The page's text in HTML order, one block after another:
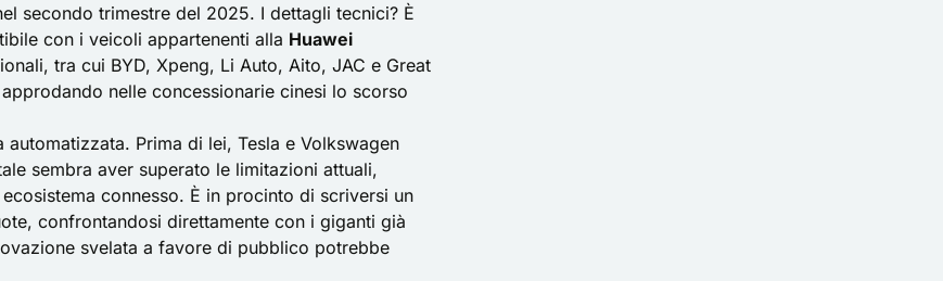
secondo trimestre del 2025. I dettagli tecnici? È
con i veicoli appartenenti alla Huawei
tra cui BYD, Xpeng, Li Auto, Aito, JAC e Great
nelle concessionarie cinesi lo scorso
Prima di lei, Tesla e Volkswagen
sembra aver superato le limitazioni attuali,
connesso. È in procinto di scriversi un
confrontandosi direttamente con i giganti già
svelata a favore di pubblico potrebbe